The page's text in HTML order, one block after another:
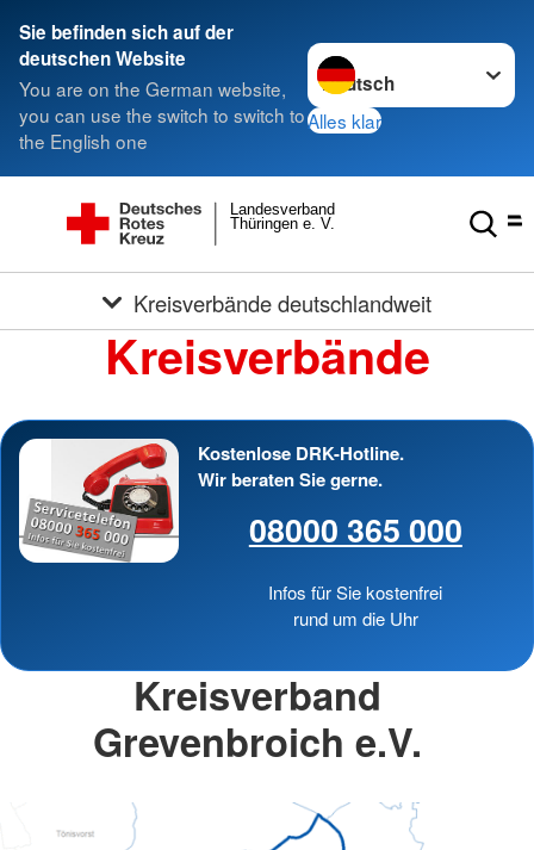
Sie befinden sich auf der
deutschen Website
You are on the German website,
you can use the switch to switch to
the English one
Sprache wechseln zu
Alles klar
Thüringen e. V.
Landesverband
Kreisverbände deutschlandweit
Kreisverbände
Kostenlose DRK-Hotline.
Wir beraten Sie gerne.
08000 365 000
Infos für Sie kostenfrei
rund um die Uhr
Kreisverband
Grevenbroich e.V.